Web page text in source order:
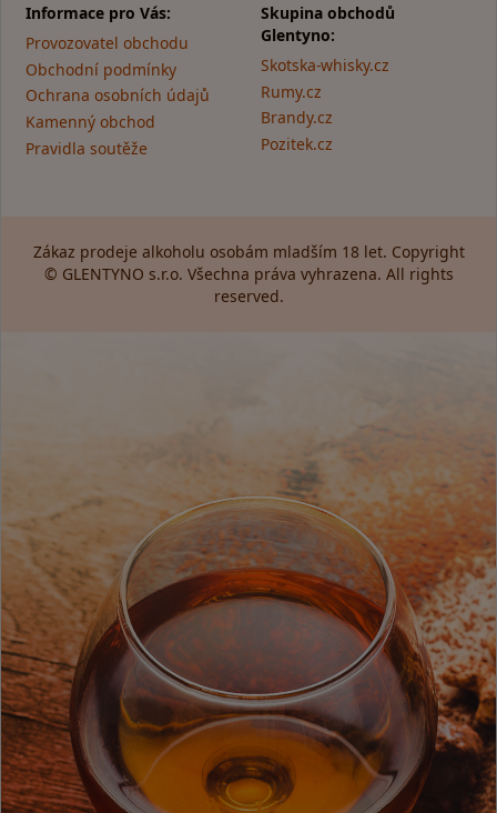
Informace pro Vás:
Provozovatel obchodu
Obchodní podmínky
Ochrana osobních údajů
Kamenný obchod
Pravidla soutěže
Skupina obchodů
Glentyno:
Skotska-whisky.cz
Rumy.cz
Brandy.cz
Pozitek.cz
Zákaz prodeje alkoholu osobám mladším 18 let. Copyright
© GLENTYNO s.r.o. Všechna práva vyhrazena. All rights
reserved.